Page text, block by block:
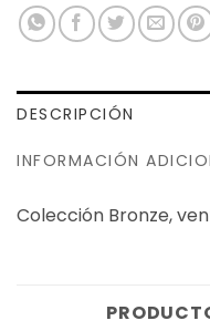
DESCRIPCIÓN
INFORMACIÓN
Colección Bronze,